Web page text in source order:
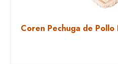
Coren Pechuga de